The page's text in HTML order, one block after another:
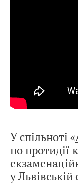
У спільноті «
по протидії
у